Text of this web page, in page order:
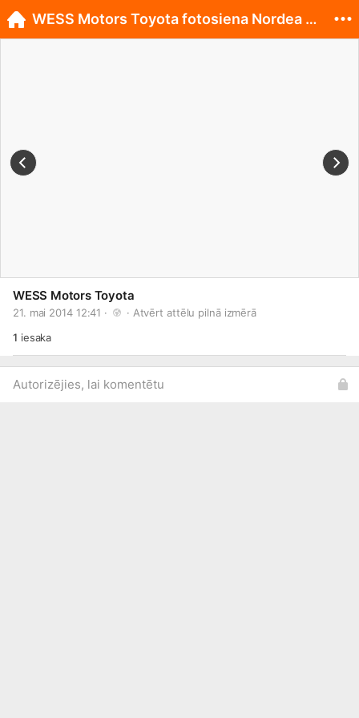
WESS Motors Toyota
21. mai 2014 12:41 · · Atvērt attēlu pilnā izmērā
1 iesaka
Autorizējies, lai komentētu
WESS Motors Toyota fotosiena Nordea Rīgas maratonā